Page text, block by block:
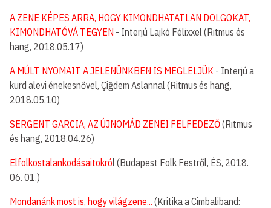
A ZENE KÉPES ARRA, HOGY KIMONDHATATLAN DOLGOKAT,
KIMONDHATÓVÁ TEGYEN - Interjú Lajkó Félixxel (Ritmus és
hang, 2018.05.17)
A MÚLT NYOMAIT A JELENÜNKBEN IS MEGLELJÜK - Interjú a
kurd alevi énekesnővel, Çiğdem Aslannal (Ritmus és hang,
2018.05.10)
SERGENT GARCIA, AZ ÚJNOMÁD ZENEI FELFEDEZŐ(Ritmus
és hang, 2018.04.26)
Elfolkostalankodásaitokról (Budapest Folk Festről, ÉS, 2018.
06. 01.)
Mondanánk most is, hogy világzene... (Kritika a Cimbaliband: